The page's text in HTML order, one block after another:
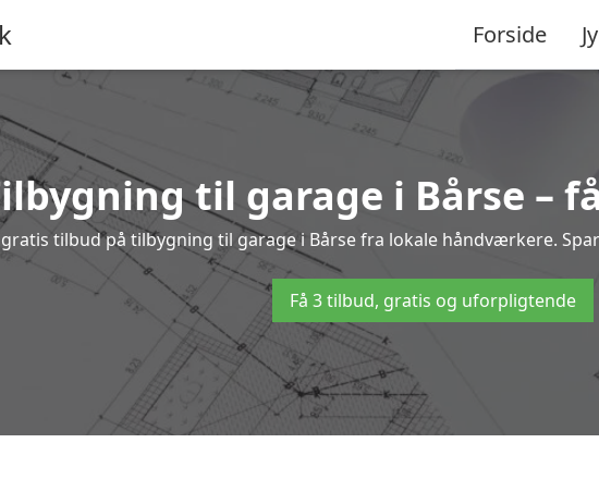
Forside
til garage i Bårse –
tilbud på tilbygning til garage i Bårse fra lokale håndværkere.
Få 3 tilbud, gratis og uforpligtende